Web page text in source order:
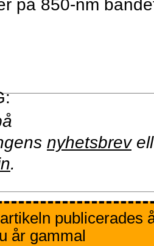
på 850-nm
nyhetsbrev
.
publicerades
år gammal